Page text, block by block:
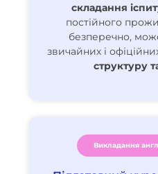
складання
постійного
безперечно,
звичайних і
структуру
Викладання